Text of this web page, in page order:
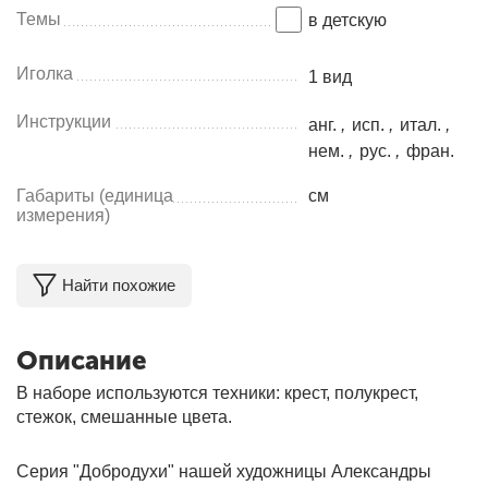
Темы в детскую
Иголка 1 вид
Инструкции анг. , исп. , итал. ,
нем. , рус. , фран.
Габариты (единица
измерения)
см
Найти похожие
Описание
В наборе используются техники: крест, полукрест,
стежок, смешанные цвета.
Серия "Добродухи" нашей художницы Александры